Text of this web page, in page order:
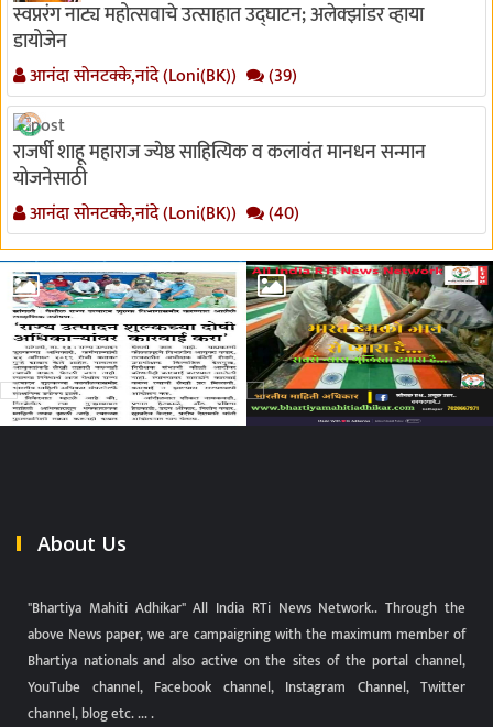
स्वप्नरंग नाट्य महोत्सवाचे उत्साहात उद्घाटन; अलेक्झांडर व्हाया
डायोजेन
आनंदा सोनटक्के,नांदे (Loni(BK)) (39)
राजर्षी शाहू महाराज ज्येष्ठ साहित्यिक व कलावंत मानधन सन्मान
योजनेसाठी
आनंदा सोनटक्के,नांदे (Loni(BK)) (40)
About Us
"Bhartiya Mahiti Adhikar" All India RTi News Network.. Through the
above News paper, we are campaigning with the maximum member of
Bhartiya nationals and also active on the sites of the portal channel,
YouTube channel, Facebook channel, Instagram Channel, Twitter
channel, blog etc. ... .